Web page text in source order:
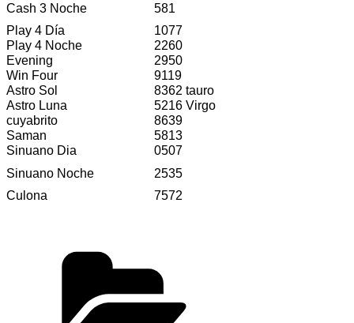
Cash 3 Noche
581
Play 4 Día
1077
Play 4 Noche
2260
Evening
2950
Win Four
9119
Astro Sol
8362 tauro
Astro Luna
5216 Virgo
cuyabrito
8639
Saman
5813
Sinuano Dia
0507
Sinuano Noche
2535
Culona
7572